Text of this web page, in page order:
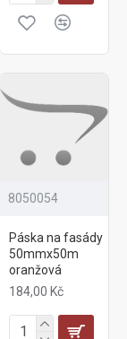
8050054
Páska na fasády
50mmx50m
oranžová
184,00 Kč